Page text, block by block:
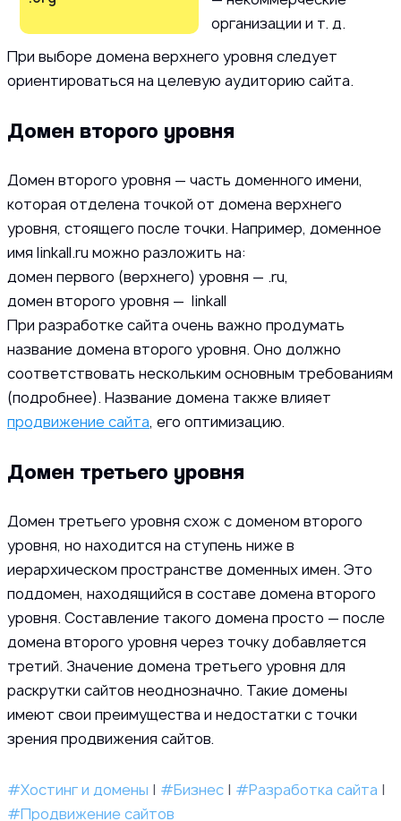
организации и т. д.
При выборе домена верхнего уровня следует
ориентироваться на целевую аудиторию сайта.
Домен второго уровня
Домен второго уровня — часть доменного имени,
которая отделена точкой от домена верхнего
уровня, стоящего после точки. Например, доменное
имя linkall.ru можно разложить на:
домен первого (верхнего) уровня — .ru,
домен второго уровня — linkall
При разработке сайта очень важно продумать
название домена второго уровня. Оно должно
соответствовать нескольким основным требованиям
(подробнее). Название домена также влияет
продвижение сайта, его оптимизацию.
Домен третьего уровня
Домен третьего уровня схож с доменом второго
уровня, но находится на ступень ниже в
иерархическом пространстве доменных имен. Это
поддомен, находящийся в составе домена второго
уровня. Составление такого домена просто — после
домена второго уровня через точку добавляется
третий. Значение домена третьего уровня для
раскрутки сайтов неоднозначно. Такие домены
имеют свои преимущества и недостатки с точки
зрения продвижения сайтов.
#Хостинг и домены | #Бизнес | #Разработка сайта |
#Продвижение сайтов